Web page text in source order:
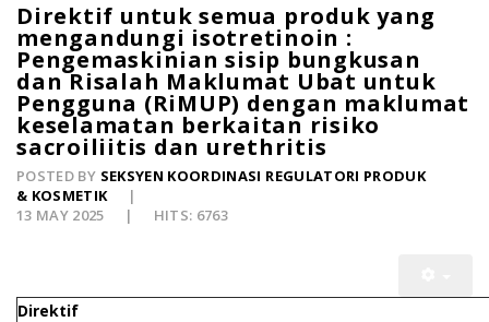
Direktif untuk semua produk yang
mengandungi isotretinoin :
Pengemaskinian sisip bungkusan
dan Risalah Maklumat Ubat untuk
Pengguna (RiMUP) dengan maklumat
keselamatan berkaitan risiko
sacroiliitis dan urethritis
POSTED BY SEKSYEN KOORDINASI REGULATORI PRODUK
& KOSMETIK
13 MAY 2025
HITS: 6763
Direktif